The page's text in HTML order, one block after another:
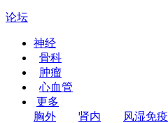
论坛
神经
骨科
肿瘤
心血管
更多
胸外
肾内 风湿免疫